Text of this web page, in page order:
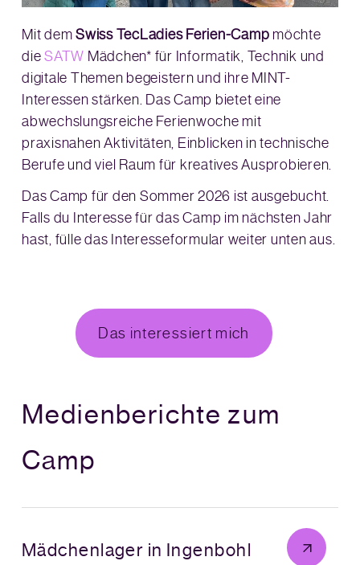
Mit demSwiss TecLadies Ferien-Camp möchte
dieSATW Mädchen* für Informatik, Technik und
digitale Themen begeistern und ihre MINT-
Interessen stärken. Das Camp bietet eine
abwechslungsreiche Ferienwoche mit
praxisnahen Aktivitäten, Einblicken in technische
Berufe und viel Raum für kreatives Ausprobieren.
Das Camp für den Sommer 2026 ist ausgebucht.
Falls du Interesse für das Camp im nächsten Jahr
hast, fülle das Interesseformular weiter unten aus.
Das interessiert mich
Medienberichte zum
Camp
Mädchenlager in Ingenbohl